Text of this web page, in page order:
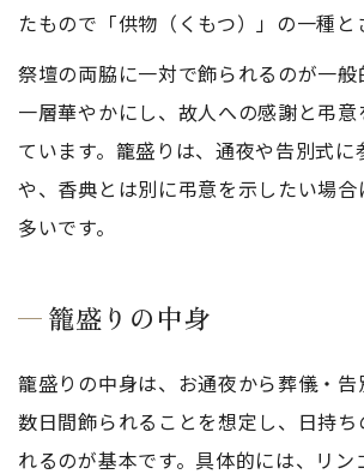
たもので「供物（くもつ）」の一種と
祭壇の両脇に一対で飾られるのが一般
一層華やかにし、故人への感謝と弔
ています。籠盛りは、通夜や告別式
や、香典とは別に弔意を示したい場
多いです。
籠盛りの中身
籠盛りの中身は、お通夜から葬儀・
数日間飾られることを想定し、日持
れるのが基本です。具体的には、リン